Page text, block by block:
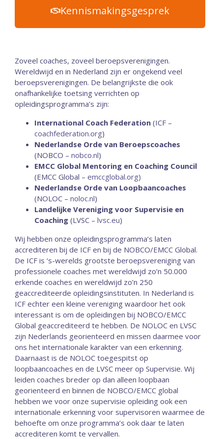
Kennismakingsgesprek
Zoveel coaches, zoveel beroepsverenigingen.
Wereldwijd en in Nederland zijn er ongekend veel
beroepsverenigingen. De belangrijkste die ook
onafhankelijke toetsing verrichten op
opleidingsprogramma’s zijn:
International Coach Federation (ICF –
coachfederation.org)
Nederlandse Orde van Beroepscoaches
(NOBCO – nobco.nl)
EMCC Global Mentoring en Coaching Council
(EMCC Global – emccglobal.org)
Nederlandse Orde van Loopbaancoaches
(NOLOC – noloc.nl)
Landelijke Vereniging voor Supervisie en
Coaching (LVSC – lvsc.eu)
Wij hebben onze opleidingsprogramma’s laten
accrediteren bij de ICF en bij de NOBCO/EMCC Global.
De ICF is ‘s-werelds grootste beroepsvereniging van
professionele coaches met wereldwijd zo’n 50.000
erkende coaches en wereldwijd zo’n 250
geaccrediteerde opleidingsinstituten. In Nederland is
ICF echter een kleine vereniging waardoor het ook
interessant is om de opleidingen bij NOBCO/EMCC
Global geaccrediteerd te hebben. De NOLOC en LVSC
zijn Nederlands georienteerd en missen daarmee voor
ons het internationale karakter van een erkenning.
Daarnaast is de NOLOC toegespitst op
loopbaancoaches en de LVSC meer op Supervisie. Wij
leiden coaches breder op dan alleen loopbaan
georienteerd en binnen de NOBCO/EMCC global
hebben we voor onze supervisie opleiding ook een
internationale erkenning voor supervisoren waarmee de
behoefte om onze programma’s ook daar te laten
accrediteren komt te vervallen.